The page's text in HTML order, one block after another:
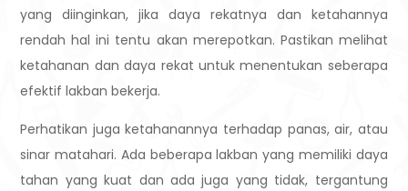
yang diinginkan, jika daya rekatnya dan ketahannya
rendah hal ini tentu akan merepotkan. Pastikan melihat
ketahanan dan daya rekat untuk menentukan seberapa
efektif lakban bekerja.
Perhatikan juga ketahanannya terhadap panas, air, atau
sinar matahari. Ada beberapa lakban yang memiliki daya
tahan yang kuat dan ada juga yang tidak, tergantung